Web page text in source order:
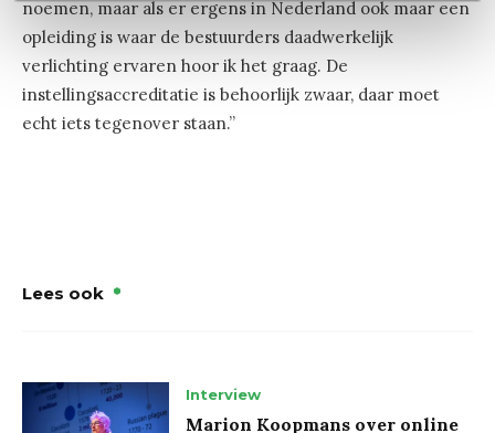
noemen, maar als er ergens in Nederland ook maar een
opleiding is waar de bestuurders daadwerkelijk
verlichting ervaren hoor ik het graag. De
instellingsaccreditatie is behoorlijk zwaar, daar moet
echt iets tegenover staan.”
Lees ook
Interview
Marion Koopmans over online